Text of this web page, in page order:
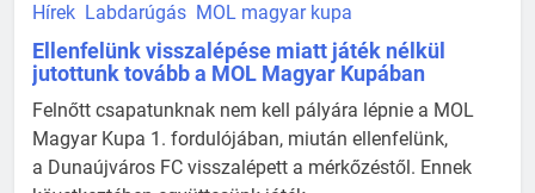
Hírek Labdarúgás MOL magyar kupa
Ellenfelünk visszalépése miatt játék nélkül
jutottunk tovább a MOL Magyar Kupában
Felnőtt csapatunknak nem kell pályára lépnie a MOL
Magyar Kupa 1. fordulójában, miután ellenfelünk,
a Dunaújváros FC visszalépett a mérkőzéstől. Ennek